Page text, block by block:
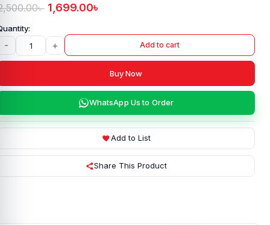
৳ 1,699.00৳
- + Add to cart
Buy Now
WhatsApp Us to Order
Add to List
Share This Product